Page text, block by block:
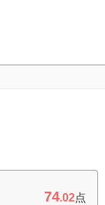
74.02点